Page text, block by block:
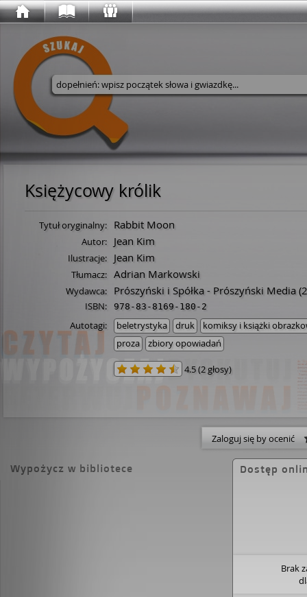
Wyszukaj w serwisie
Księżycowy królik
Tytuł oryginalny: Rabbit Moon
Autor: Jean Kim
Ilustracje: Jean Kim
Tłumacz: Adrian Markowski
Wydawca: Prószyński i Spółka - Prószyński Media
ISBN: 978-83-8169-180-2
Autotagi: beletrystyka druk
komiksy i książki
proza
zbiory opowiadań
4.5(2 głosy)
Zaloguj się by ocenić
Wypożycz w bibliotece Dostęp
Brak